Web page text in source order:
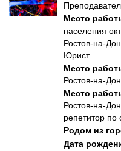
Место
населения
Ростов-на-
Юрист
Место
Ростов-на-
Место
Ростов-на-
репетитор
Родом из
Дата